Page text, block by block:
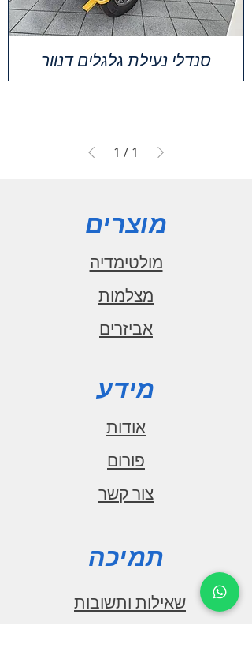
סנדלי נעילת גלגלים דנוור
1
/
1
מוצרים
מולטימדיה
מצלמות
אביזרים
מידע
אודות
פורום
צור קשר
תמיכה
שאילות ותשובות